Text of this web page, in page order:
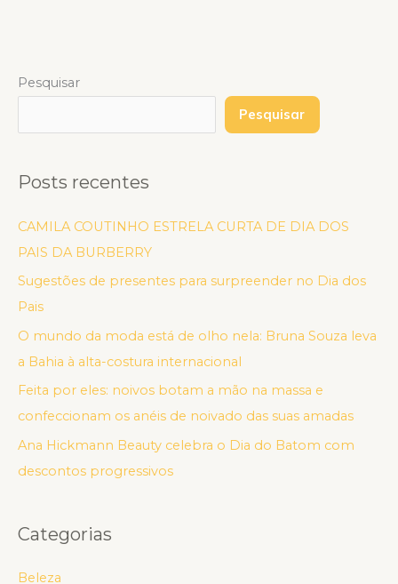
Pesquisar
Pesquisar
Posts recentes
CAMILA COUTINHO ESTRELA CURTA DE DIA DOS
PAIS DA BURBERRY
Sugestões de presentes para surpreender no Dia dos
Pais
O mundo da moda está de olho nela: Bruna Souza leva
a Bahia à alta-costura internacional
Feita por eles: noivos botam a mão na massa e
confeccionam os anéis de noivado das suas amadas
Ana Hickmann Beauty celebra o Dia do Batom com
descontos progressivos
Categorias
Beleza